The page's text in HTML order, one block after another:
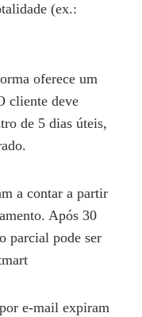
(ex.:
oferece um
cliente deve
de 5 dias úteis,
a contar a partir
Após 30
parcial pode ser
e‑mail expiram